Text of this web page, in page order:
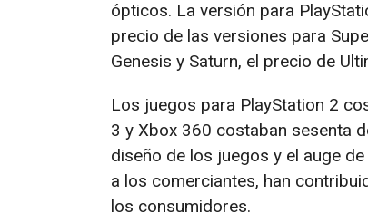
ópticos. La versión para
precio de las versiones para
Genesis y Saturn, el precio de
Los juegos para PlayStation 2
3 y Xbox 360 costaban sesenta
diseño de los juegos y el auge
a los comerciantes, han
los consumidores.